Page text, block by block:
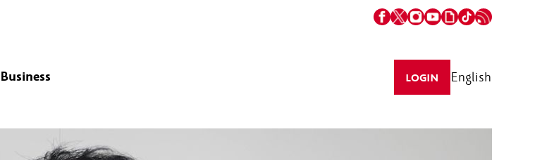
Business LOGIN English